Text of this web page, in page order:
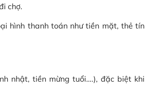
chợ.
hình thanh toán như tiền mặt, thẻ tín
nhật, tiền mừng tuổi….), đặc biệt khi